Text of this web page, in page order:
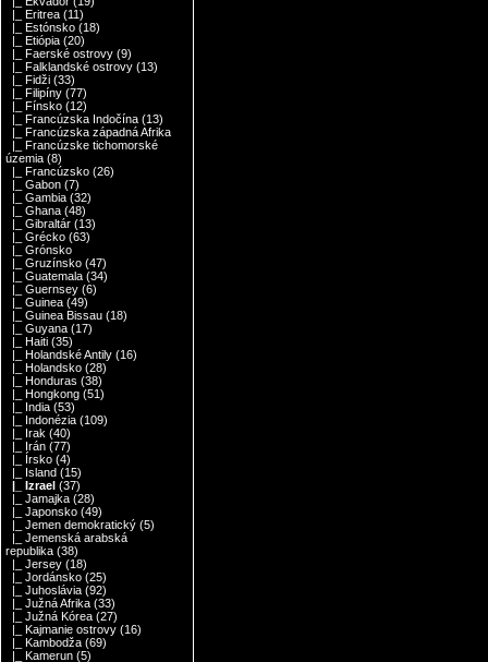
|_ Eritrea (11)
|_ Estónsko (18)
|_ Etiópia (20)
|_ Faerské ostrovy (9)
|_ Falklandské ostrovy (13)
|_ Fidži (33)
|_ Filipíny (77)
|_ Fínsko (12)
|_ Francúzska Indočína (13)
|_ Francúzska západná Afrika
|_ Francúzske tichomorské
územia (8)
|_ Francúzsko (26)
|_ Gabon (7)
|_ Gambia (32)
|_ Ghana (48)
|_ Gibraltár (13)
|_ Grécko (63)
|_ Grónsko
|_ Gruzínsko (47)
|_ Guatemala (34)
|_ Guernsey (6)
|_ Guinea (49)
|_ Guinea Bissau (18)
|_ Guyana (17)
|_ Haiti (35)
|_ Holandské Antily (16)
|_ Holandsko (28)
|_ Honduras (38)
|_ Hongkong (51)
|_ India (53)
|_ Indonézia (109)
|_ Irak (40)
|_ Irán (77)
|_ Írsko (4)
|_ Island (15)
|_ Izrael (37)
|_ Jamajka (28)
|_ Japonsko (49)
|_ Jemen demokratický (5)
|_ Jemenská arabská
republika (38)
|_ Jersey (18)
|_ Jordánsko (25)
|_ Juhoslávia (92)
|_ Južná Afrika (33)
|_ Južná Kórea (27)
|_ Kajmanie ostrovy (16)
|_ Kambodža (69)
|_ Kamerun (5)